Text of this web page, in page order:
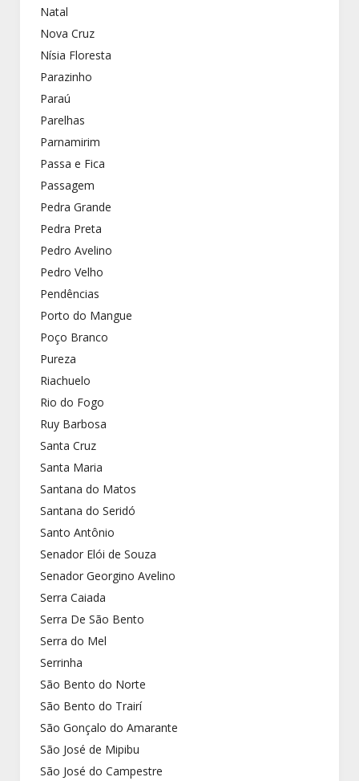
Natal
Nova Cruz
Nísia Floresta
Parazinho
Paraú
Parelhas
Parnamirim
Passa e Fica
Passagem
Pedra Grande
Pedra Preta
Pedro Avelino
Pedro Velho
Pendências
Porto do Mangue
Poço Branco
Pureza
Riachuelo
Rio do Fogo
Ruy Barbosa
Santa Cruz
Santa Maria
Santana do Matos
Santana do Seridó
Santo Antônio
Senador Elói de Souza
Senador Georgino Avelino
Serra Caiada
Serra De São Bento
Serra do Mel
Serrinha
São Bento do Norte
São Bento do Trairí
São Gonçalo do Amarante
São José de Mipibu
São José do Campestre